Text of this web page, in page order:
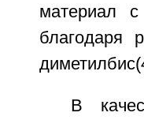
материал с
благодаря
В